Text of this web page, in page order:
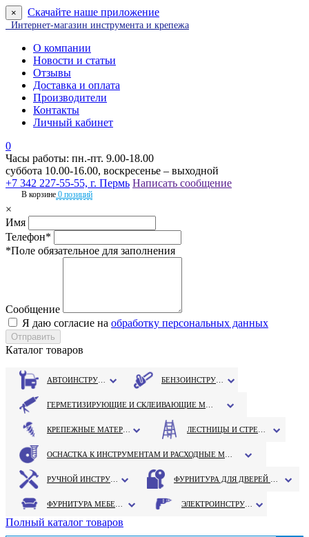
× Скачайте наше приложение
Интернет-магазин инструмента и крепежа
О компании
Новости и статьи
Отзывы
Доставка и оплата
Производители
Контакты
Личный кабинет
0
Часы работы: пн.-пт. 9.00-18.00
суббота 10.00-16.00, воскресенье – выходной
+7 342 227-55-55, г. Пермь Написать сообщение
В корзине 0 позиций
×
Имя
Телефон*
*Поле обязательное для заполнения
Сообщение
Я даю согласие на обработку персональных данных
Каталог товаров
Полный каталог товаров